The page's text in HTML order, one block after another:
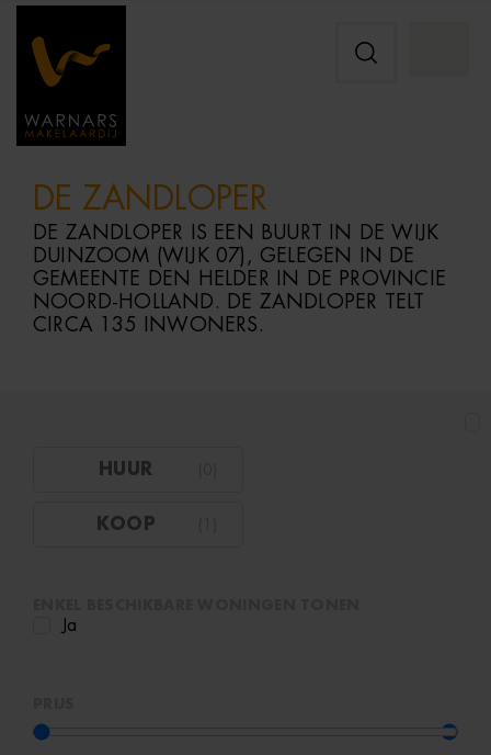
DE ZANDLOPER
DE ZANDLOPER IS EEN BUURT IN DE WIJK
DUINZOOM (WIJK 07), GELEGEN IN
DE
GEMEENTE
DEN HELDER IN DE PROVINCIE
NOORD- HOLLAND. DE ZANDLOPER TELT
CIRCA 135 INWONERS.
HUUR
KOOP
Ja